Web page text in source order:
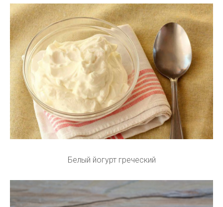
Белый йогурт греческий